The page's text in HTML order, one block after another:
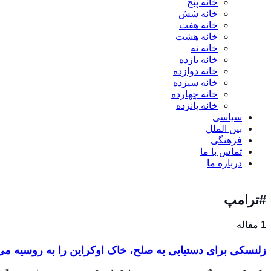
خانه پنج
خانه شش
خانه هفت
خانه هشت
خانه نه
خانه یازده
خانه دوازده
خانه سیزده
خانه چهارده
خانه پانزده
سیاسی
بین الملل
فرهنگی
تماس با ما
درباره ما
#ترامپ
1 مقاله
زلنسکی برای دستیابی به صلح، خاک اوکراین را به روسیه